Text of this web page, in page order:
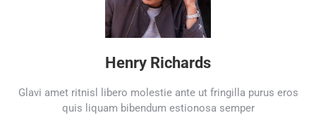
Henry Richards
Glavi amet ritnisl libero molestie ante ut fringilla purus eros
quis liquam bibendum estionosa semper